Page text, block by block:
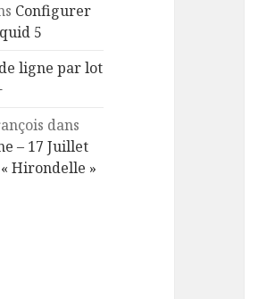
Configurer
5
ligne par lot
dans
– 17 Juillet
Hirondelle »